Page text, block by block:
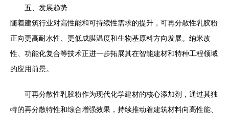
五、发展趋势
随着建筑行业对高性能和可持续性需求的提升，可再分散性乳胶粉
正向更高耐水性、更低成膜温度和生物基原料方向发展。纳米改
性、功能化复合等技术正进一步拓展其在智能建材和特种工程领域
的应用前景。
可再分散性乳胶粉作为现代化学建材的核心添加剂，通过其独
特的再分散特性和综合增强效果，持续推动着建筑材料向高性能、